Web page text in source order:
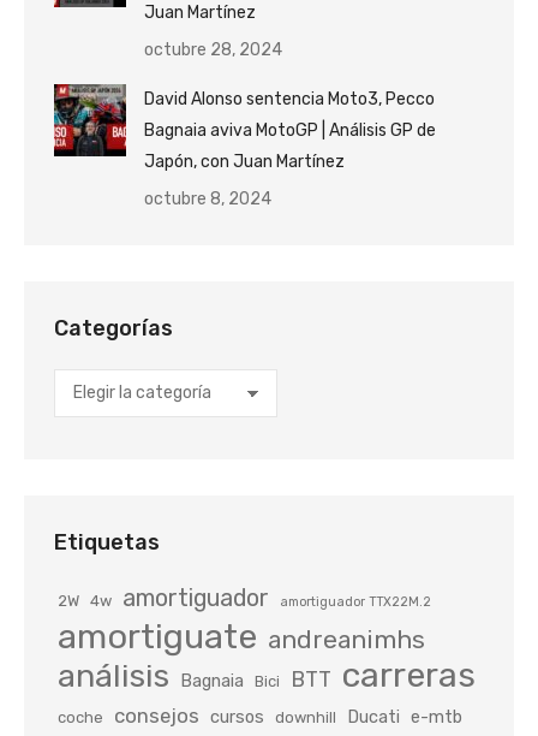
Juan Martínez
octubre 28, 2024
David Alonso sentencia Moto3, Pecco
Bagnaia aviva MotoGP | Análisis GP de
Japón, con Juan Martínez
octubre 8, 2024
Categorías
Categorías
Etiquetas
2W 4w amortiguador amortiguador TTX22M.2
amortiguate andreanimhs
análisis Bagnaia Bici BTT carreras
coche consejos cursos downhill Ducati e-mtb